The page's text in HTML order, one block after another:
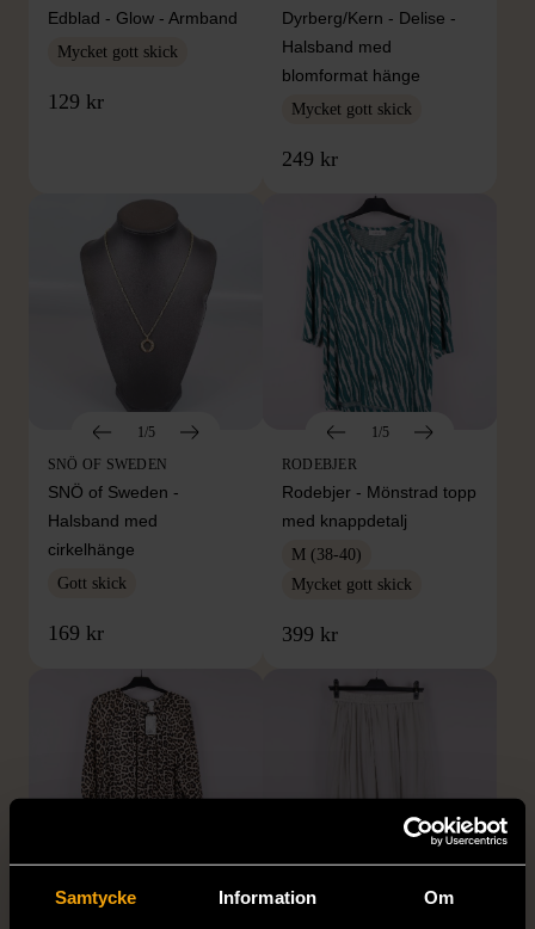
Samtycke Information Om
Edblad - Glow - Armband
Mycket gott skick
129 kr
Dyrberg/Kern - Delise -
Halsband med
blomformat hänge
Mycket gott skick
249 kr
1/5
SNÖ OF SWEDEN
SNÖ of Sweden -
Halsband med
cirkelhänge
Gott skick
169 kr
1/5
RODEBJER
Rodebjer - Mönstrad topp
med knappdetalj
M (38-40)
Mycket gott skick
399 kr